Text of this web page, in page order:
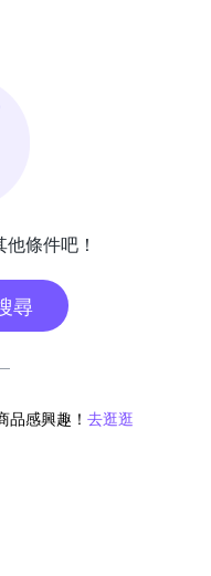
條件吧！
尋
感興趣！ 去逛逛